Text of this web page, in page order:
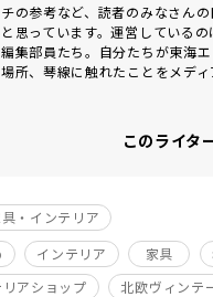
の参考など、読者のみなさん
思っています。運営している
集部員たち。自分たちが東海エ
所、琴線に触れたことをメデ
このライタ
・インテリア
インテリア 家具
アショップ
北欧ヴィンテ